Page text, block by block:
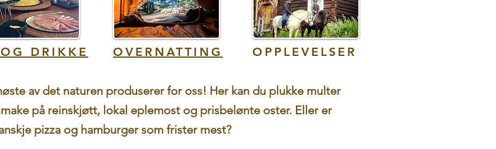
DRIKKE OVERNATTING OPPLEVELSER
av det naturen produserer for oss! Her kan du plukke multer
på reinskjøtt, lokal eplemost og prisbelønte oster. Eller er
pizza og hamburger som frister mest?